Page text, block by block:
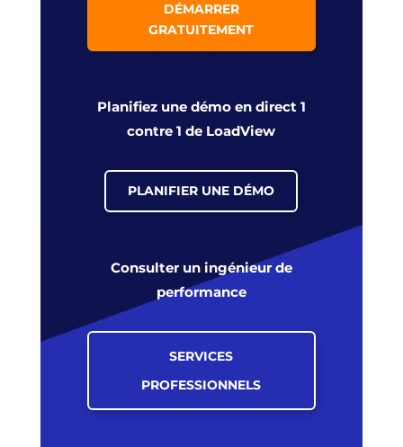
DÉMARRER
GRATUITEMENT
Planifiez une démo en direct 1
contre 1 de LoadView
PLANIFIER UNE DÉMO
Consulter un ingénieur de
performance
SERVICES
PROFESSIONNELS